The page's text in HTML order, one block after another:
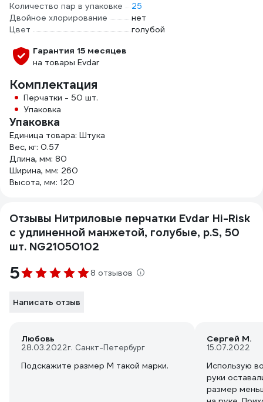
Количество пар в упаковке
25
Двойное хлорирование
нет
Цвет
голубой
Гарантия 15 месяцев
на товары Evdar
Комплектация
Перчатки - 50 шт.
Упаковка
Упаковка
Единица товара: Штука
Вес, кг: 0.57
Длина, мм: 80
Ширина, мм: 260
Высота, мм: 120
Отзывы Нитриловые перчатки Evdar Hi-Risk
с удлиненной манжетой, голубые, р.S, 50
шт. NG21050102
5 8 отзывов
Написать отзыв
Любовь
28.03.2022г. Санкт-Петербург
Подскажите размер М такой марки.
Сергей М.
15.07.2022
Использую
руки
размер